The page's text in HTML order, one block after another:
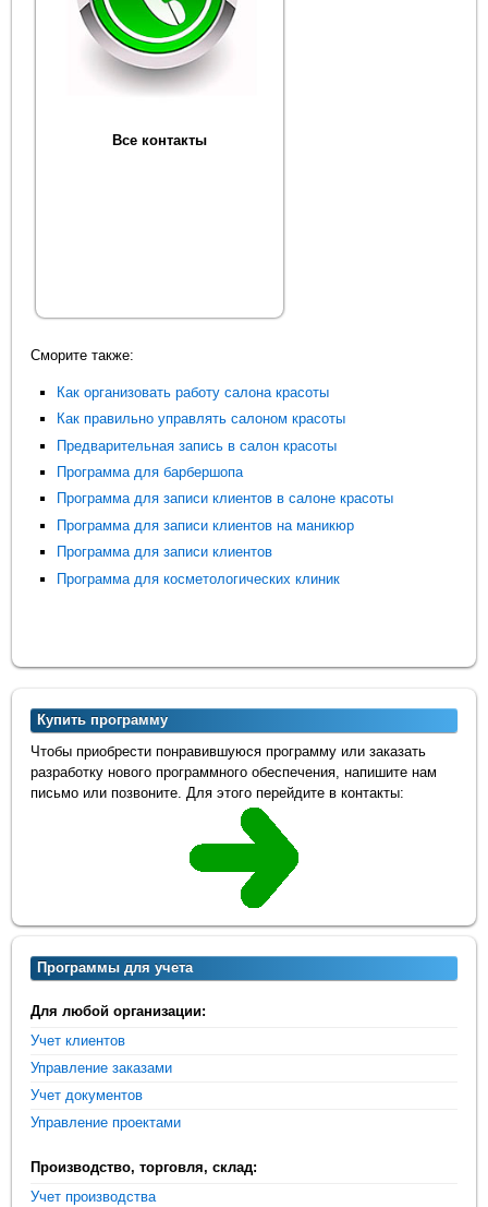
Все контакты
Сморите также:
Как организовать работу салона красоты
Как правильно управлять салоном красоты
Предварительная запись в салон красоты
Программа для барбершопа
Программа для записи клиентов в салоне красоты
Программа для записи клиентов на маникюр
Программа для записи клиентов
Программа для косметологических клиник
Купить программу
Чтобы приобрести понравившуюся программу или заказать
разработку нового программного обеспечения, напишите нам
письмо или позвоните. Для этого перейдите в контакты:
Программы для учета
Для любой организации:
Учет клиентов
Управление заказами
Учет документов
Управление проектами
Производство, торговля, склад:
Учет производства